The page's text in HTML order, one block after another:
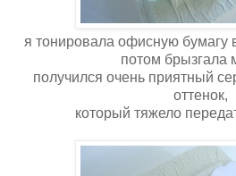
я тонировала офисную бумагу
потом брызгала
получился очень приятный
оттенок,
который тяжело